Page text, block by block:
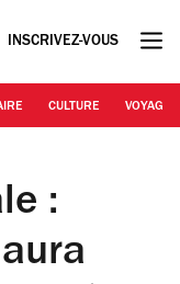
INSCRIVEZ-VOUS
CULTURE VOYAGE
: